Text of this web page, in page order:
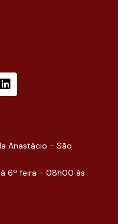
i
n
nAnastácio - São
6ª feira - 08h00 às